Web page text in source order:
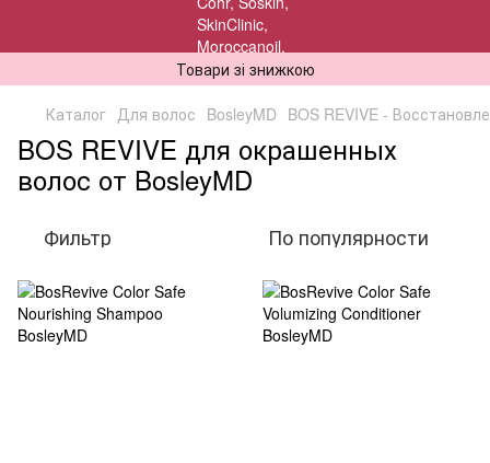
Товари зі знижкою
Каталог Для волос BosleyMD BOS REVIVE -
BOS REVIVE для окрашенных
волос от BosleyMD
Фильтр По популярности